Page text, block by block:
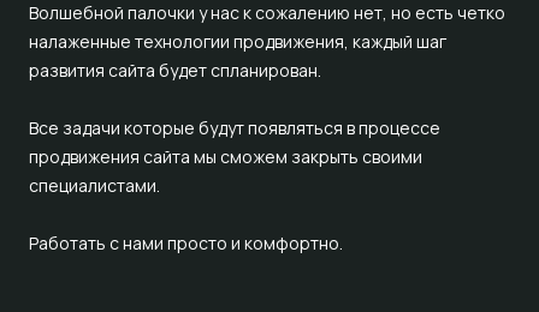
Волшебной палочки у нас к сожалению нет, но есть четко
налаженные технологии продвижения, каждый шаг
развития сайта будет спланирован.
Все задачи которые будут появляться в процессе
продвижения сайта мы сможем закрыть своими
специалистами.
Работать с нами просто и комфортно.